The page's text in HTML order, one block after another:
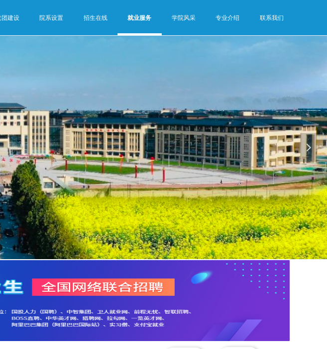
团建设 院系设置 招生在线 就业服务 学院风采 专业介绍 联系我们
넲